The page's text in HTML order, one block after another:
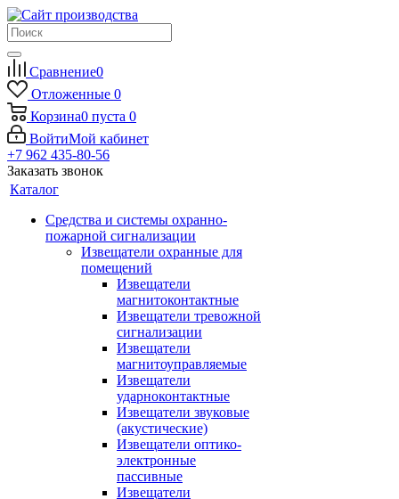
Сравнение0
Отложенные 0
Корзина0 пуста 0
ВойтиМой кабинет
+7 962 435-80-56
Заказать звонок
Каталог
Средства и системы охранно-
пожарной сигнализации
Извещатели охранные для
помещений
Извещатели
магнитоконтактные
Извещатели тревожной
сигнализации
Извещатели
магнитоуправляемые
Извещатели
ударноконтактные
Извещатели звуковые
(акустические)
Извещатели оптико-
электронные
пассивные
Извещатели